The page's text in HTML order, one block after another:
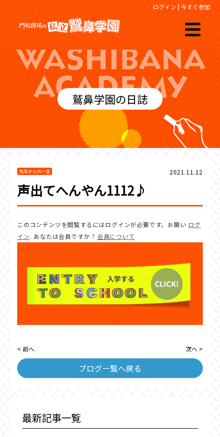
ログイン | 今すぐ参加
鷲鼻学園の日誌
先生からの一言 2021.11.12
声出てへんやん1112♪
このコンテンツを閲覧するにはログインが必要です。お願い ログ
イン. あなたは会員ですか ? 会員について
< 前へ
ブログ一覧へ戻る
次へ >
最新記事一覧